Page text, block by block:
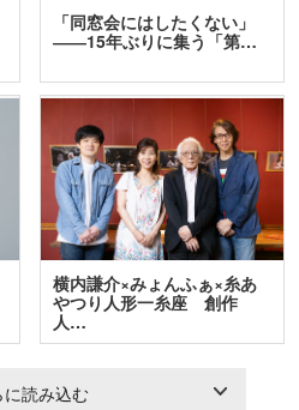
「同窓会にはしたくない」
――15年ぶりに集う「第…
横内謙介×みょんふぁ×糸あ
やつり人形一糸座 創作
人…
に読み込む